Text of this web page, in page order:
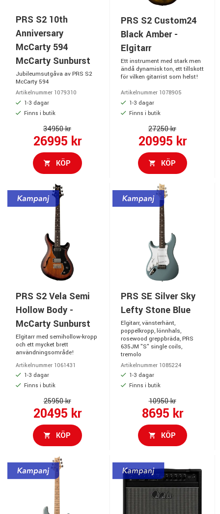
PRS S2 10th
Anniversary
McCarty 594
McCarty Sunburst
Jubileumsutgåva av PRS S2
McCarty 594
Artikelnummer 1079310
1-3 dagar
Finns i butik
34950 kr
26995 kr
KÖP
PRS S2 Custom24
Black Amber -
Elgitarr
Ett instrument med stark men
ändå dynamisk ton, ett tillskott
för vilken gitarrist som helst!
Artikelnummer 1078905
1-3 dagar
Finns i butik
27250 kr
20995 kr
KÖP
PRS S2 Vela Semi
Hollow Body -
McCarty Sunburst
Elgitarr med semihollow-kropp
och ett mycket brett
användningsområde!
Artikelnummer 1061431
1-3 dagar
Finns i butik
25950 kr
20495 kr
KÖP
PRS SE Silver Sky
Lefty Stone Blue
Elgitarr, vänsterhänt,
poppelkropp, lönnhals,
rosewood greppbräda, PRS
635JM "S" single coils,
tremolo
Artikelnummer 1085224
1-3 dagar
Finns i butik
10950 kr
8695 kr
KÖP